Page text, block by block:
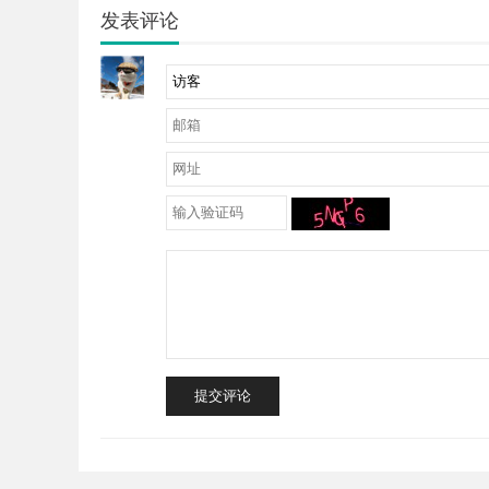
发表评论
提交评论